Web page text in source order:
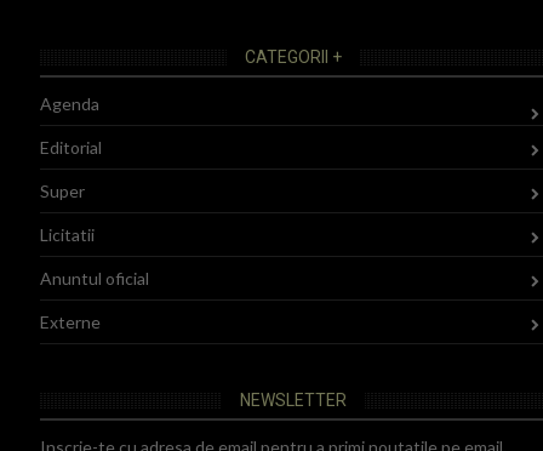
CATEGORII +
Agenda
Editorial
Super
Licitatii
Anuntul oficial
Externe
NEWSLETTER